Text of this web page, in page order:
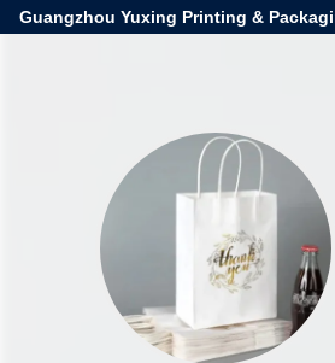
Guangzhou Yuxing Printing &